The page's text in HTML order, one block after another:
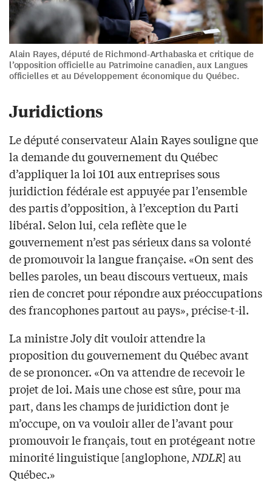
Alain Rayes, député de Richmond-Arthabaska et critique de
l’opposition officielle au Patrimoine canadien, aux Langues
officielles et au Développement économique du Québec.
Juridictions
Le député conservateur Alain Rayes souligne que
la demande du gouvernement du Québec
d’appliquer la loi 101 aux entreprises sous
juridiction fédérale est appuyée par l’ensemble
des partis d’opposition, à l’exception du Parti
libéral. Selon lui, cela reflète que le
gouvernement n’est pas sérieux dans sa volonté
de promouvoir la langue française. «On sent des
belles paroles, un beau discours vertueux, mais
rien de concret pour répondre aux préoccupations
des francophones partout au pays», précise-t-il.
La ministre Joly dit vouloir attendre la
proposition du gouvernement du Québec avant
de se prononcer. «On va attendre de recevoir le
projet de loi. Mais une chose est sûre, pour ma
part, dans les champs de juridiction dont je
m’occupe, on va vouloir aller de l’avant pour
promouvoir le français, tout en protégeant notre
minorité linguistique [anglophone,NDLR] au
Québec.»